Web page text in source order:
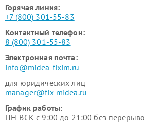
Горячая линия:
+7 (800) 301-55-83
Контактный телефон:
8 (800) 301-55-83
Электронная почта:
info@midea-fixim.ru
для юридических лиц
manager@fix-midea.ru
График работы:
ПН-ВСК с 9:00 до 21:00 без